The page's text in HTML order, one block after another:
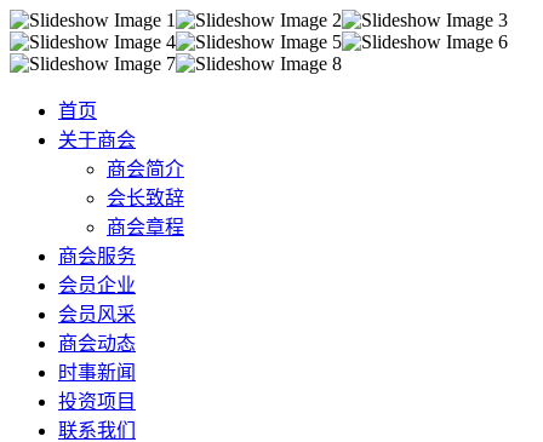
首页
关于商会
商会简介
会长致辞
商会章程
商会服务
会员企业
会员风采
商会动态
时事新闻
投资项目
联系我们